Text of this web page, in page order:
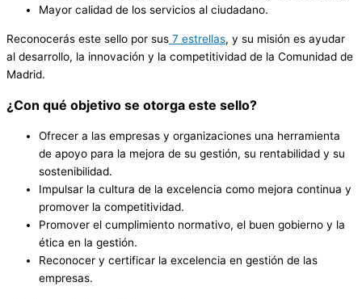
Mayor calidad de los servicios al ciudadano.
Reconocerás este sello por sus 7 estrellas, y su misión es ayudar
al desarrollo, la innovación y la competitividad de la Comunidad de
Madrid.
¿Con qué objetivo se otorga este sello?
Ofrecer a las empresas y organizaciones una herramienta
de apoyo para la mejora de su gestión, su rentabilidad y su
sostenibilidad.
Impulsar la cultura de la excelencia como mejora continua y
promover la competitividad.
Promover el cumplimiento normativo, el buen gobierno y la
ética en la gestión.
Reconocer y certificar la excelencia en gestión de las
empresas.